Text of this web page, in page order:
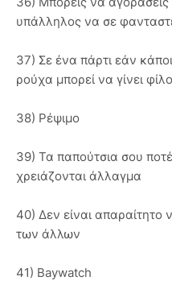
υπάλληλος να σε
37) Σε ένα πάρτι εάν
ρούχα μπορεί να γίνει
38) Ρέψιμο
39) Τα παπούτσια σου
χρειάζονται άλλαγμα
40) Δεν είναι απαραίτητο
των άλλων
41) Baywatch